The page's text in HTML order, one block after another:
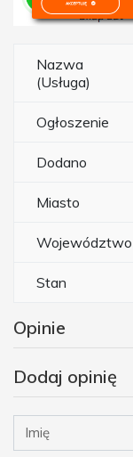
Nazwa
(Usługa)
Ogłoszenie
Dodano
Miasto
Województwo
Stan
Opinie
Dodaj opinię